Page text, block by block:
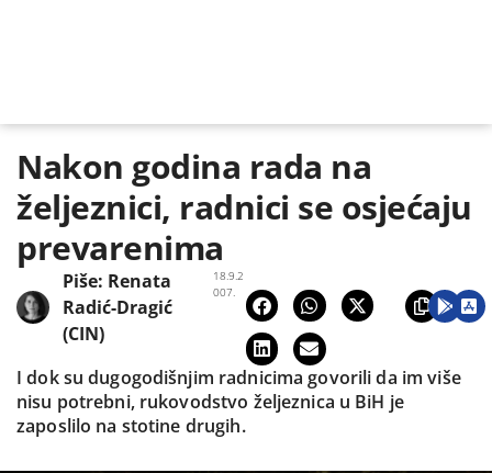
Nakon godina rada na
željeznici, radnici se osjećaju
prevarenima
18.9.2
007.
Piše: Renata
Radić-Dragić
(CIN)
I dok su dugogodišnjim radnicima govorili da im više
nisu potrebni, rukovodstvo željeznica u BiH je
zaposlilo na stotine drugih.